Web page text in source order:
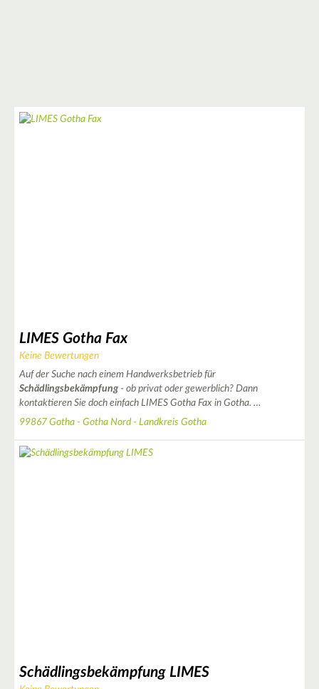
LIMES Gotha Fax
Keine Bewertungen
Auf der Suche nach einem Handwerksbetrieb für
Schädlingsbekämpfung - ob privat oder gewerblich? Dann
kontaktieren Sie doch einfach LIMES Gotha Fax in Gotha. …
99867 Gotha - Gotha Nord - Landkreis Gotha
Schädlingsbekämpfung LIMES